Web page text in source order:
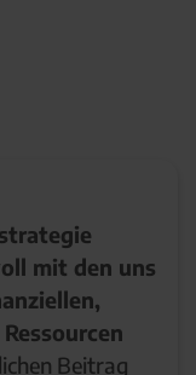
mit den uns
Beitrag